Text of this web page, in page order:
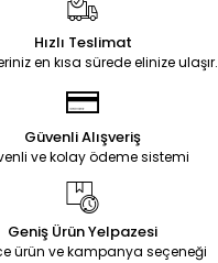
Hızlı Teslimat
en kısa sürede elinize ulaşır.
Güvenli Alışveriş
ve kolay ödeme sistemi
Geniş Ürün Yelpazesi
ürün ve kampanya seçeneği